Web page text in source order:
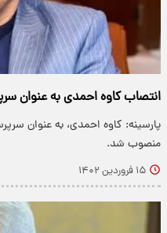
انتصاب کاوه احمدی به عنوان
پارسینه: کاوه احمدی، به عنوان
منصوب شد.
۱۵ فروردین ۱۴۰۲